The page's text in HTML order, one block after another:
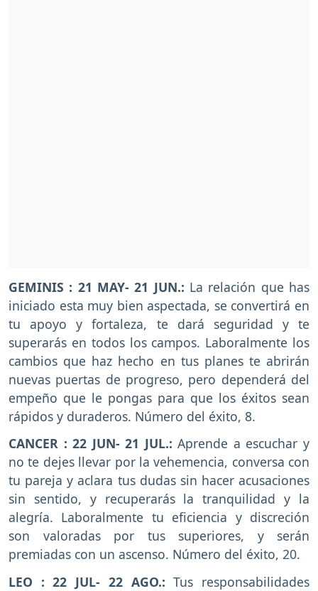
GEMINIS : 21 MAY- 21 JUN.: La relación que has
iniciado esta muy bien aspectada, se convertirá en
tu apoyo y fortaleza, te dará seguridad y te
superarás en todos los campos. Laboralmente los
cambios que haz hecho en tus planes te abrirán
nuevas puertas de progreso, pero dependerá del
empeño que le pongas para que los éxitos sean
rápidos y duraderos. Número del éxito, 8.
CANCER : 22 JUN- 21 JUL.: Aprende a escuchar y
no te dejes llevar por la vehemencia, conversa con
tu pareja y aclara tus dudas sin hacer acusaciones
sin sentido, y recuperarás la tranquilidad y la
alegría. Laboralmente tu eficiencia y discreción
son valoradas por tus superiores, y serán
premiadas con un ascenso. Número del éxito, 20.
LEO : 22 JUL- 22 AGO.:Tus responsabilidades